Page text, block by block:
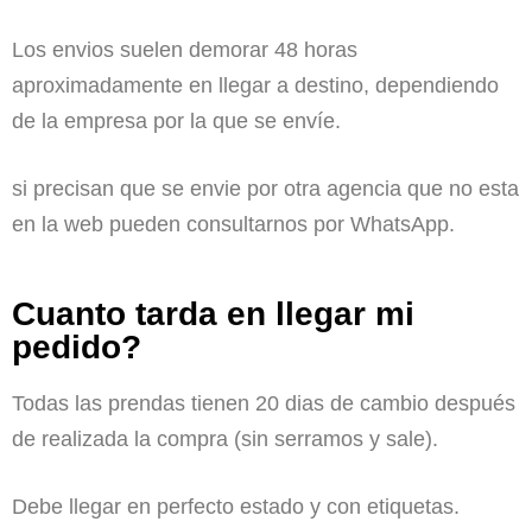
Los envios suelen demorar 48 horas
aproximadamente en llegar a destino, dependiendo
de la empresa por la que se envíe.
si precisan que se envie por otra agencia que no esta
en la web pueden consultarnos por WhatsApp.
Cuanto tarda en llegar mi
pedido?
Todas las prendas tienen 20 dias de cambio después
de realizada la compra (sin serramos y sale).
Debe llegar en perfecto estado y con etiquetas.